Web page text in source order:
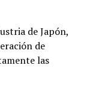
de Japón,
de
las